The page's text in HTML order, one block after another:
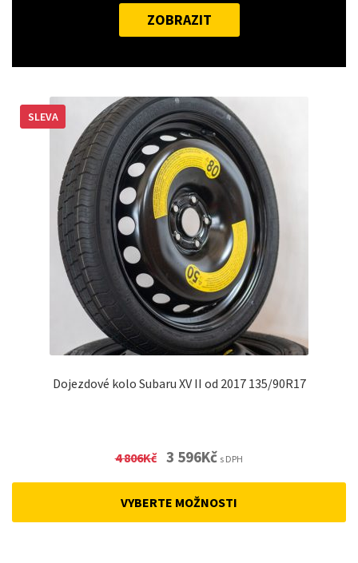
ZOBRAZIT
Dojezdové kolo Subaru XV II od 2017 135/90R17
SLEVA
4 806Kč Original
3 596KčCurrent
s DPH
VYBERTE MOŽNOSTI